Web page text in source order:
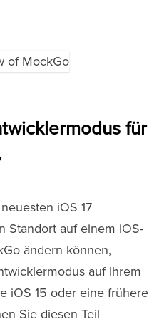
für
iOS 17
Standort auf einem iOS-
ändern können,
auf Ihrem
iOS 15 oder eine frühere
Sie diesen Teil